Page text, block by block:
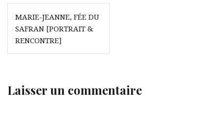
Navigation
de
l’article
MARIE-JEANNE, FÉE DU
SAFRAN [PORTRAIT &
RENCONTRE]
Laisser un commentaire